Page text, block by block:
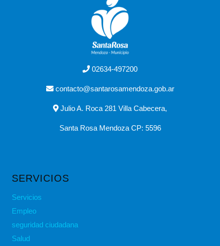
02634-497200
contacto@santarosamendoza.gob.ar
Julio A. Roca 281 Villa Cabecera,
Santa Rosa Mendoza CP: 5596
SERVICIOS
Servicios
Empleo
seguridad ciudadana
Salud